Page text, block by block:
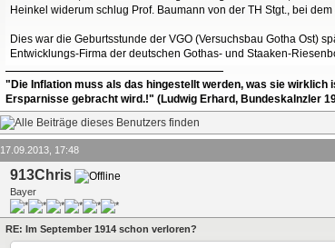
Heinkel widerum schlug Prof. Baumann von der TH Stgt., bei
Dies war die Geburtsstunde der VGO (Versuchsbau Gotha Ost)
Entwicklungs-Firma der deutschen Gothas- und Staaken-
"Die Inflation muss als das hingestellt werden, was sie wirklich
Ersparnisse gebracht wird.!" (Ludwig Erhard, Bundeskalnzler
17.09.2013, 17:48
913Chris
Bayer
RE: Im September 1914 schon verloren?